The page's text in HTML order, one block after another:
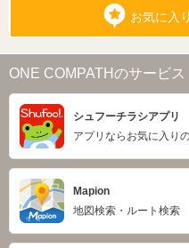
お気に入
ONE COMPATHのサービス
シュフーチラシアプリ
アプリならお気に入り
Mapion
地図検索・ルート検索